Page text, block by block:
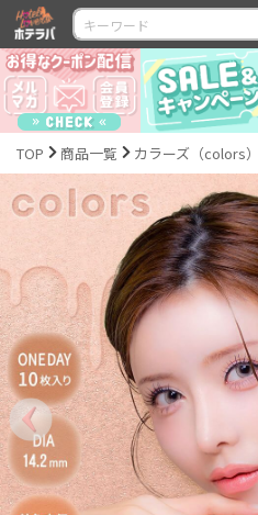
TOP 商品一覧 カラーズ（colors）